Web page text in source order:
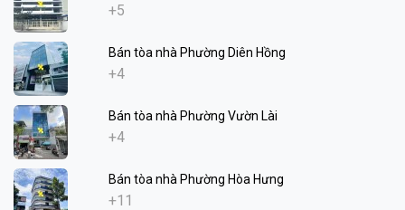
+5
Bán tòa nhà Phường Diên Hồng
+4
Bán tòa nhà Phường Vườn Lài
+4
Bán tòa nhà Phường Hòa Hưng
+11